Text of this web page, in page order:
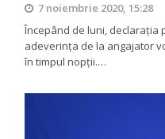
7 noiembrie 2020, 15:28
Începând de luni, declarația
adeverința de la angajator
în timpul nopții.…